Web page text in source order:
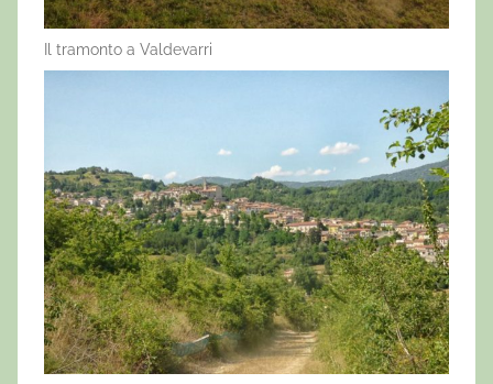
Il tramonto a Valdevarri